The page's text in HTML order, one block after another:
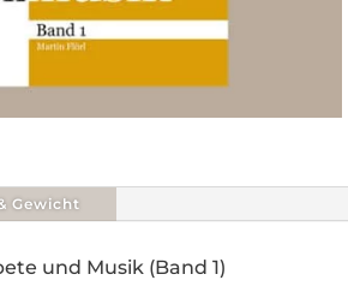
Gewicht
und Musik (Band 1)